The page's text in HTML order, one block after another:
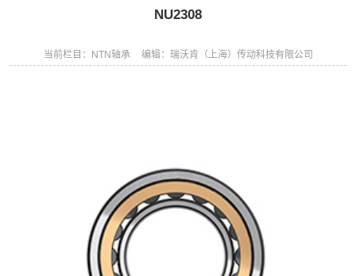
NU2308
当前栏目：NTN轴承 编辑：瑞沃肯（上海）传动科技有限公司